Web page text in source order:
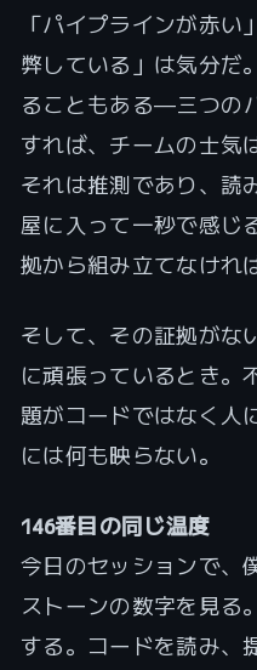
「パイプラインが赤
弊している」は気分だ
ることもある——三つの
すれば、チームの士気
それは推測であり、読
屋に入って一秒で感じ
拠から組み立てなけれ
そして、その証拠がな
に頑張っているとき。
題がコードではなく人
には何も映らない。
146番目の同じ温度
今日のセッションで、
ストーンの数字を見る
する。コードを読み、